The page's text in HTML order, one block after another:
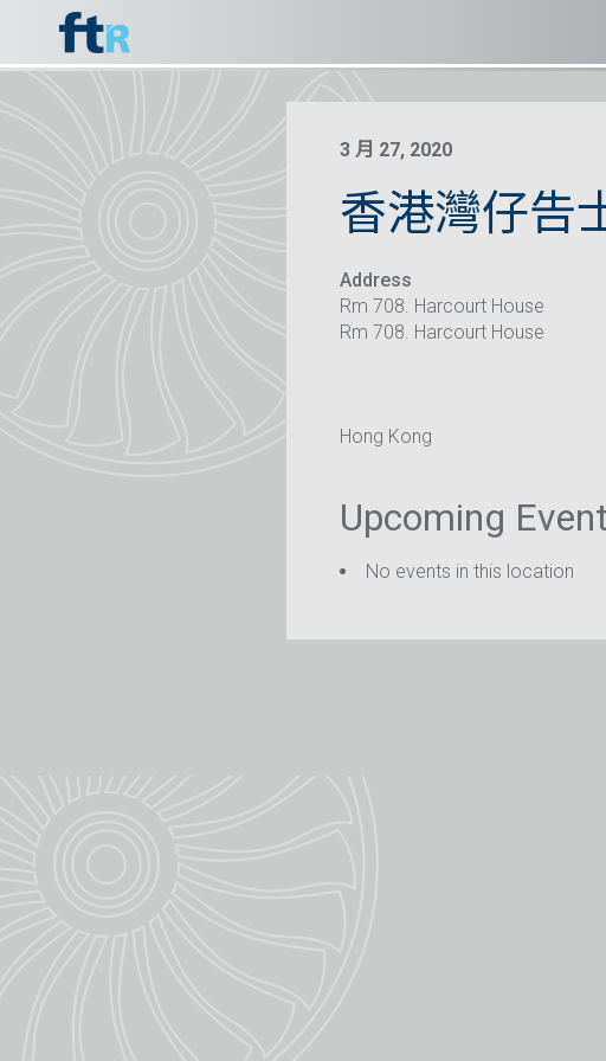
3 月 27, 2020
香港灣仔告
Address
Rm 708. Harcourt House
Rm 708. Harcourt House
Hong Kong
Upcoming
No events in this location